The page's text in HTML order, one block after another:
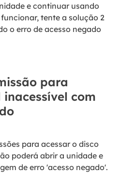
e continuar usando
tente a solução 2
o erro de acesso negado
para
com
para acessar o disco
poderá abrir a unidade e
de erro 'acesso negado'.